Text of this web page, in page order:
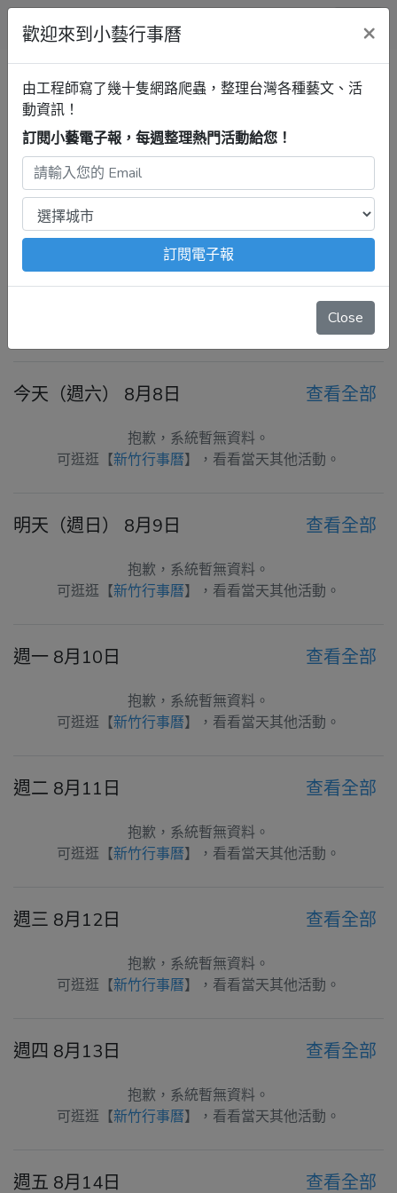
小藝行事曆
全部 新竹縣政府文化局演藝廳 清單
新竹行事曆
新竹縣政府文化局
演藝廳
最新活動
2026年8月8日 – 8月14日
注意：出發前請去官網再次確認！本站內容由程式自動抓
、例行休館日
舉辦等等特殊情況。
今天（週六） 8月8日 查看全部
抱歉，系統暫無資料。
可逛逛【新竹行事曆】，看看當天其他活動。
明天（週日） 8月9日 查看全部
抱歉，系統暫無資料。
可逛逛【新竹行事曆】，看看當天其他活動。
週一 8月10日 查看全部
抱歉，系統暫無資料。
可逛逛【新竹行事曆】，看看當天其他活動。
週二 8月11日 查看全部
抱歉，系統暫無資料。
可逛逛【新竹行事曆】，看看當天其他活動。
週三 8月12日 查看全部
抱歉，系統暫無資料。
可逛逛【新竹行事曆】，看看當天其他活動。
週四 8月13日 查看全部
抱歉，系統暫無資料。
可逛逛【新竹行事曆】，看看當天其他活動。
週五 8月14日 查看全部
歡迎來到小藝行事曆 ×
由工程師寫了幾十隻網路爬蟲，整理台灣各種藝文、活
動資訊！
訂閱小藝電子報，每週整理熱門活動給您！
訂閱電子報
Close